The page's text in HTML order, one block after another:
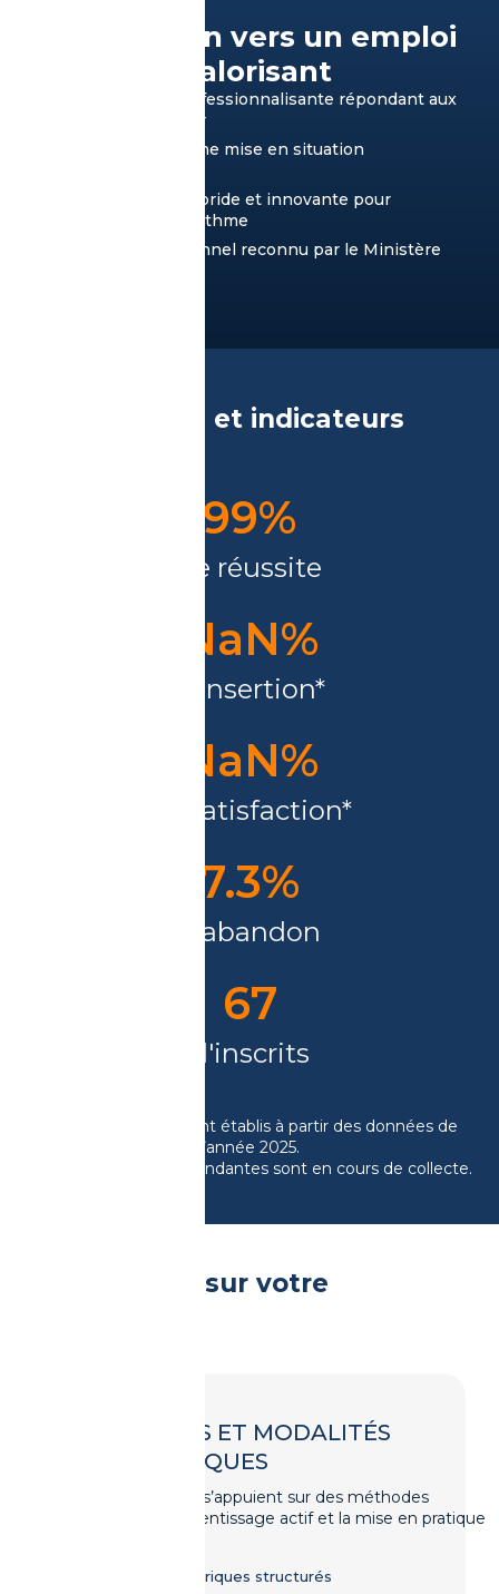
Un tremplin vers un emploi
stable et valorisant
Une formation professionnalisante répondant aux
besoins du secteur
Des stages pour une mise en situation
Une pédagogie hybride et innovante pour
apprendre à son rythme
Un Titre Professionnel reconnu par le Ministère
Nos résultats et indicateurs
de réussite
100%
d'insertion*
NaN%
de satisfaction*
NaN%
d'abandon
7.3%
d'inscrits
68
Les taux indiqués sont établis à partir des données de
l’année 2025.
*Les données correspondantes sont en cours de collecte.
MÉTHODES ET MODALITÉS
PÉDAGOGIQUES
Nos formations s’appuient sur des méthodes
favorisant l’apprentissage actif et la mise en pratique
Apports théoriques structurés
Tout savoir sur votre